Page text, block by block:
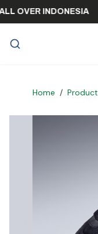
ALL OVER INDONESIA
Home / Product